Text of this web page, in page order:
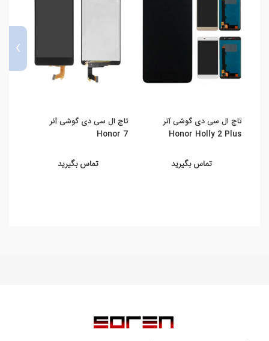
تاچ ال سی دی گوشی آنر
Honor Holly 2 Plus
تماس بگیرید
تاچ ال سی دی گوشی آنر
Honor 7
تماس بگیرید
›